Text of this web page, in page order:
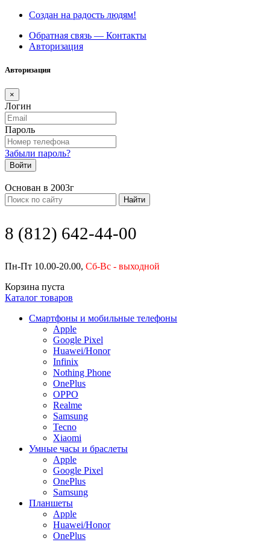
Создан на радость людям!
Обратная связь — Контакты
Авторизация
Авторизация
×
Логин
Пароль
Забыли пароль?
Войти
Основан в 2003г
Найти
8 (812) 642-44-00
Пн-Пт 10.00-20.00, Сб-Вс - выходной
Корзина пуста
Каталог товаров
Смартфоны и мобильные телефоны
Apple
Google Pixel
Huawei/Honor
Infinix
Nothing Phone
OnePlus
OPPO
Realme
Samsung
Tecno
Xiaomi
Умные часы и браслеты
Apple
Google Pixel
OnePlus
Samsung
Планшеты
Apple
Huawei/Honor
OnePlus